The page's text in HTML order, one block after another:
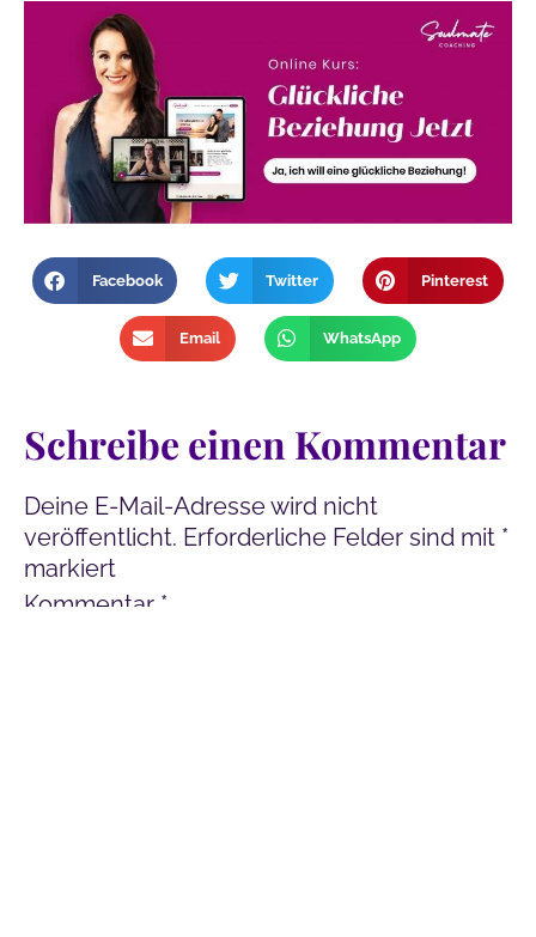
Facebook Twitter Pinterest
Email WhatsApp
Schreibe einen Kommentar
Deine E-Mail-Adresse wird nicht
veröffentlicht. Erforderliche Felder sind mit *
markiert
Kommentar *